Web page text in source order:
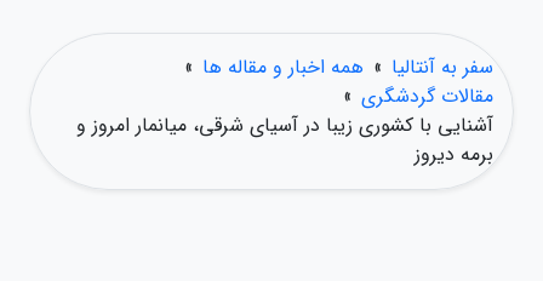
سفر به آنتالیا » همه اخبار و مقاله ها »
مقالات گردشگری »
آشنایی با کشوری زیبا در آسیای شرقی، میانمار امروز و
برمه دیروز